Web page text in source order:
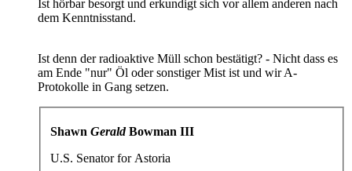
Ist hörbar besorgt und erkundigt sich vor allem anderen nach
dem Kenntnisstand.
Ist denn der radioaktive Müll schon bestätigt? - Nicht dass es
am Ende "nur" Öl oder sonstiger Mist ist und wir A-
Protokolle in Gang setzen.
Shawn GeraldBowman III
U.S. Senator for Astoria